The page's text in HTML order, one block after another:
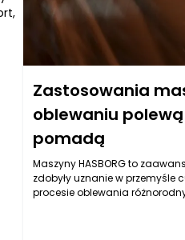
Zastosowania
oblewaniu
pomadą
Maszyny HASBORG to
zdobyły uznanie w przemyśle
procesie oblewania